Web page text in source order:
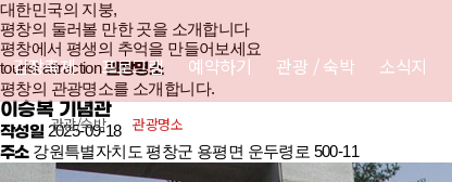
김장축제
김장축제 프로그램 예약하기 관광 /숙박 소식지
홈관광/숙박 관광명소
대한민국의 지붕,
평창의 둘러볼 만한 곳을 소개합니다
평창에서 평생의 추억을 만들어보세요
tourist attraction관광명소
평창의 관광명소를 소개합니다.
이승복 기념관
작성일 2025-09-18
주소강원특별자치도 평창군 용평면 운두령로 500-11